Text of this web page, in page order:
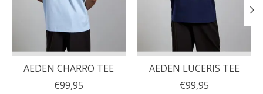
AEDEN CHARRO TEE
€99,95
AEDEN LUCERIS TEE
€99,95